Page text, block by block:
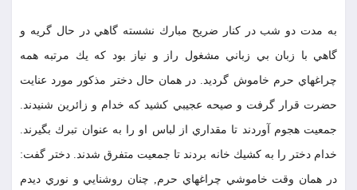
به مدت دو شب در كنار ضريح مبارك نشسته گاهي در حال گريه و
گاهي با زبان بي زباني مشغول راز و نياز بود كه يك مرتبه همه
چراغهاي حرم خاموش گرديد. در همان حال دختر مذكور مورد عنايت
حضرت قرار گرفت و صيحه عجيبي كشيد كه خدام و زائرين شنيدند.
جمعيت هجوم آوردند تا مقداري از لباس او را به عنوان تبرك بگيرند.
خدام دختر را به كشيك خانه بردند تا جمعيت متفرق شدند. دختر گفت:
در همان وقت خاموشي چراغهاي حرم, چنان روشنايي و نوري ديدم